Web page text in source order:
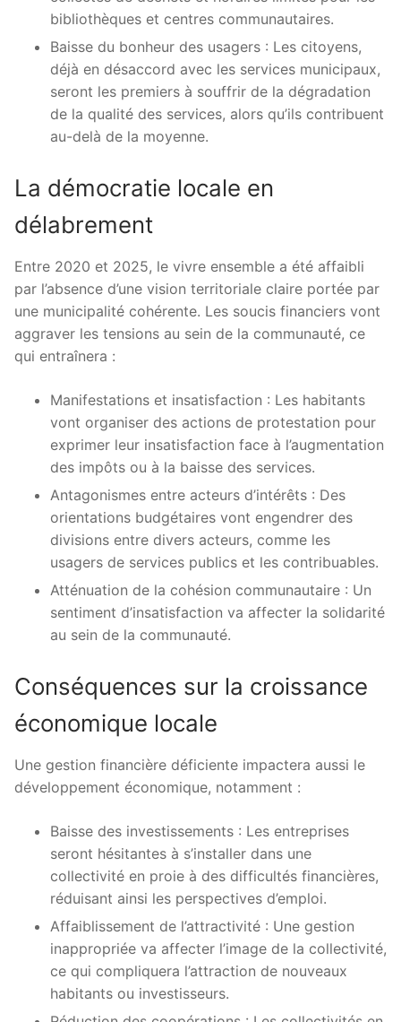
bibliothèques et centres communautaires.
Baisse du bonheur des usagers : Les citoyens,
déjà en désaccord avec les services municipaux,
seront les premiers à souffrir de la dégradation
de la qualité des services, alors qu’ils contribuent
au-delà de la moyenne.
La démocratie locale en
délabrement
Entre 2020 et 2025, le vivre ensemble a été affaibli
par l’absence d’une vision territoriale claire portée par
une municipalité cohérente. Les soucis financiers vont
aggraver les tensions au sein de la communauté, ce
qui entraînera :
Manifestations et insatisfaction : Les habitants
vont organiser des actions de protestation pour
exprimer leur insatisfaction face à l’augmentation
des impôts ou à la baisse des services.
Antagonismes entre acteurs d’intérêts : Des
orientations budgétaires vont engendrer des
divisions entre divers acteurs, comme les
usagers de services publics et les contribuables.
Atténuation de la cohésion communautaire : Un
sentiment d’insatisfaction va affecter la solidarité
au sein de la communauté.
Conséquences sur la croissance
économique locale
Une gestion financière déficiente impactera aussi le
développement économique, notamment :
Baisse des investissements : Les entreprises
seront hésitantes à s’installer dans une
collectivité en proie à des difficultés financières,
réduisant ainsi les perspectives d’emploi.
Affaiblissement de l’attractivité : Une gestion
inappropriée va affecter l’image de la collectivité,
ce qui compliquera l’attraction de nouveaux
habitants ou investisseurs.